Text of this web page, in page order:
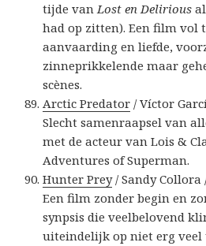
tijde vanLost en Delirious
had op zitten). Een film vol
aanvaarding en liefde,
zinneprikkelende maar
scènes.
Arctic Predator / Víctor
Slecht samenraapsel van
met de acteur van Lois &
Adventures of Superman.
Hunter Prey/ Sandy Collora
Een film zonder begin en
synpsis die veelbelovend
uiteindelijk op niet erg